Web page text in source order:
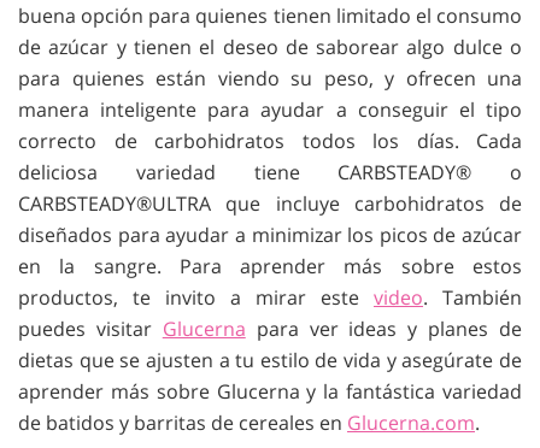
buena opción para quienes tienen limitado el consumo
de azúcar y tienen el deseo de saborear algo dulce o
para quienes están viendo su peso, y ofrecen una
manera inteligente para ayudar a conseguir el tipo
correcto de carbohidratos todos los días. Cada
deliciosa variedad tiene CARBSTEADY® o
CARBSTEADY®ULTRA que incluye carbohidratos de
diseñados para ayudar a minimizar los picos de azúcar
en la sangre. Para aprender más sobre estos
productos, te invito a mirar este video. También
puedes visitar Glucerna para ver ideas y planes de
dietas que se ajusten a tu estilo de vida y asegúrate de
aprender más sobre Glucerna y la fantástica variedad
de batidos y barritas de cereales en Glucerna.com.